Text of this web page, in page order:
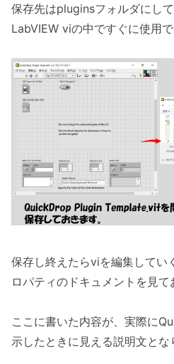
保存先はpluginsフォルダにし
LabVIEW viの中ですぐに使用で
保存し終えたらviを編集してい
ロパティのドキュメントを見て
ここに書いた内容が、実際に
示したときに見える説明文とな